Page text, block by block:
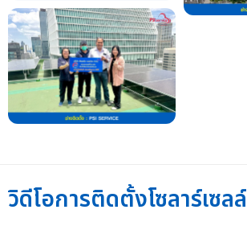
วิดีโอการติดตั้งโซลาร์เซลล์